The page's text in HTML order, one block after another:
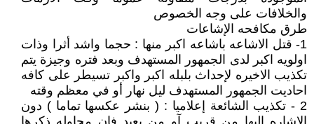
والخلافات على وجه الخصوص
طرق مكافحه الإشاعات
1- قتل الاشاعه باشاعه اكبر منها : حجما واشد أثرا وذات
اولويه اكبر لدى الجمهور المستهدف وبعد فتره وجيزة يتم
تكذيب الاخيره لإحداث بلبله اكبر واكبر تسيطر على كافه
احاديت الجمهور المستهدف ليل نهار أو في معظم وقته
2 - تكذيب الشائعة إعلاميا : ( بنشر عكسها تماما ) دون